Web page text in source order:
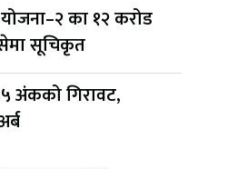
योजना–२ का १२ करोड
सूचिकृत
अंकको गिरावट,